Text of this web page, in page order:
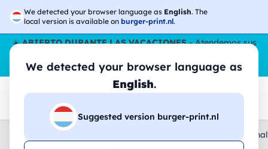
We detected your browser language as English. The
local version is available on burger-print.nl.
We detected your browser language as
English.
Suggested version burger-print.nl
☀️ABIERTO DURANTE LAS VACACIONES- Atendemos sus
pedidos durante todo el verano, incluso en agosto.
Sin parar
😎🌴
Home gomas-de-borrar-y-sacapuntas-